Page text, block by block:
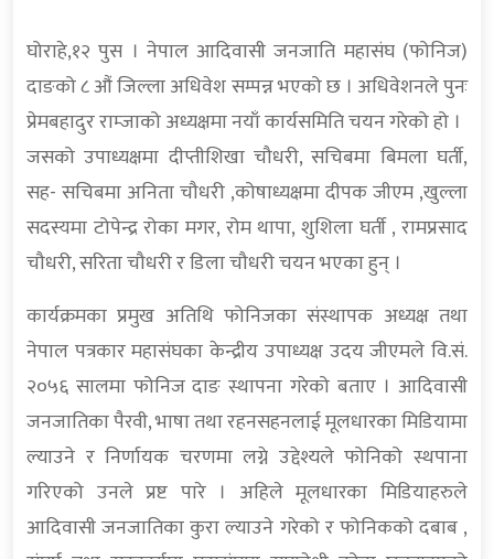
घोराहे,१२ पुस । नेपाल आदिवासी जनजाति महासंघ (फोनिज)
दाङको ८ औं जिल्ला अधिवेश सम्पन्न भएको छ । अधिवेशनले पुनः
प्रेमबहादुर राम्जाको अध्यक्षमा नयाँ कार्यसमिति चयन गरेको हो ।
जसको उपाध्यक्षमा दीप्तीशिखा चौधरी, सचिबमा बिमला घर्ती,
सह- सचिबमा अनिता चौधरी ,कोषाध्यक्षमा दीपक जीएम ,खुल्ला
सदस्यमा टोपेन्द्र रोका मगर, रोम थापा, शुशिला घर्ती , रामप्रसाद
चौधरी, सरिता चौधरी र डिला चौधरी चयन भएका हुन् ।
कार्यक्रमका प्रमुख अतिथि फोनिजका संस्थापक अध्यक्ष तथा
नेपाल पत्रकार महासंघका केन्द्रीय उपाध्यक्ष उदय जीएमले वि.सं.
२०५६ सालमा फोनिज दाङ स्थापना गरेको बताए । आदिवासी
जनजातिका पैरवी, भाषा तथा रहनसहनलाई मूलधारका मिडियामा
ल्याउने र निर्णायक चरणमा लग्ने उद्देश्यले फोनिको स्थपाना
गरिएको उनले प्रष्ट पारे । अहिले मूलधारका मिडियाहरुले
आदिवासी जनजातिका कुरा ल्याउने गरेको र फोनिकको दबाब ,